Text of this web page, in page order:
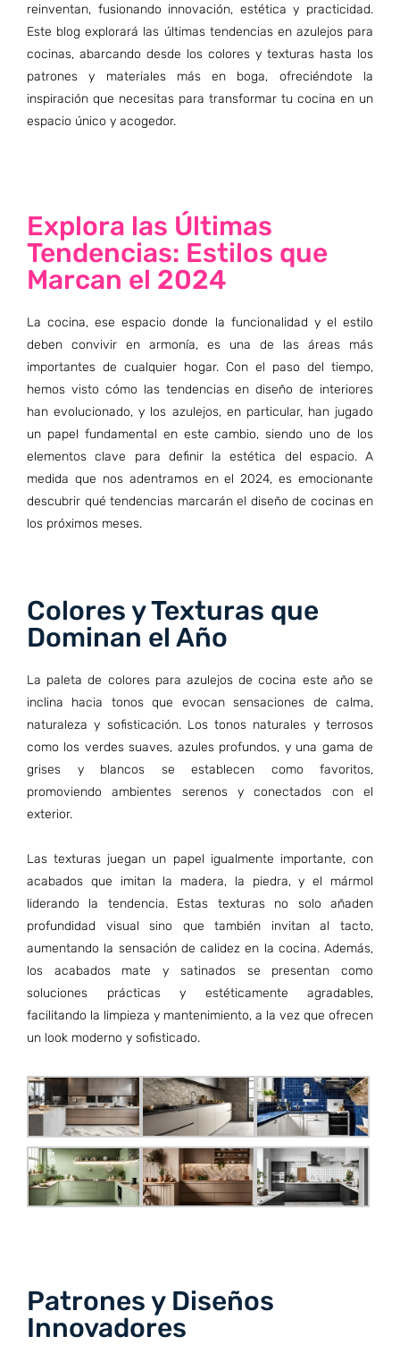
reinventan, fusionando innovación, estética y practicidad.
Este blog explorará las últimas tendencias en azulejos para
cocinas, abarcando desde los colores y texturas hasta los
patrones y materiales más en boga, ofreciéndote la
inspiración que necesitas para transformar tu cocina en un
espacio único y acogedor.
Explora las Últimas
Tendencias: Estilos que
Marcan el 2024
La cocina, ese espacio donde la funcionalidad y el estilo
deben convivir en armonía, es una de las áreas más
importantes de cualquier hogar. Con el paso del tiempo,
hemos visto cómo las tendencias en diseño de interiores
han evolucionado, y los azulejos, en particular, han jugado
un papel fundamental en este cambio, siendo uno de los
elementos clave para definir la estética del espacio. A
medida que nos adentramos en el 2024, es emocionante
descubrir qué tendencias marcarán el diseño de cocinas en
los próximos meses.
Colores y Texturas que
Dominan el Año
La paleta de colores para azulejos de cocina este año se
inclina hacia tonos que evocan sensaciones de calma,
naturaleza y sofisticación. Los tonos naturales y terrosos
como los verdes suaves, azules profundos, y una gama de
grises y blancos se establecen como favoritos,
promoviendo ambientes serenos y conectados con el
exterior.
Las texturas juegan un papel igualmente importante, con
acabados que imitan la madera, la piedra, y el mármol
liderando la tendencia. Estas texturas no solo añaden
profundidad visual sino que también invitan al tacto,
aumentando la sensación de calidez en la cocina. Además,
los acabados mate y satinados se presentan como
soluciones prácticas y estéticamente agradables,
facilitando la limpieza y mantenimiento, a la vez que ofrecen
un look moderno y sofisticado.
Patrones y Diseños
Innovadores